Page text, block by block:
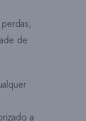
de
a